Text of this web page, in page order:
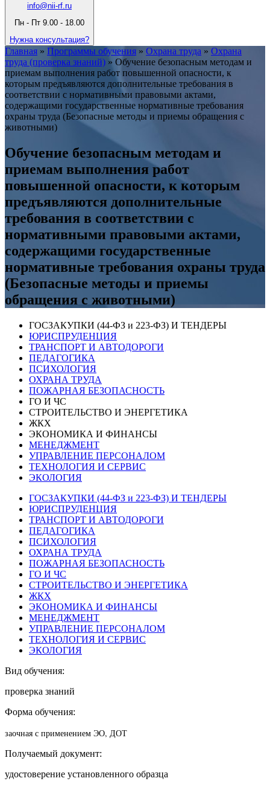
info@nii-rf.ru
Пн - Пт 9.00 - 18.00
Нужна консультация?
Главная » Программы обучения » Охрана труда » Охрана
труда (проверка знаний) » Обучение безопасным методам и
приемам выполнения работ повышенной опасности, к
которым предъявляются дополнительные требования в
соответствии с нормативными правовыми актами,
содержащими государственные нормативные требования
охраны труда (Безопасные методы и приемы обращения с
животными)
Обучение безопасным методам и
приемам выполнения работ
повышенной опасности, к которым
предъявляются дополнительные
требования в соответствии с
нормативными правовыми актами,
содержащими государственные
нормативные требования охраны труда
(Безопасные методы и приемы
обращения с животными)
ГОСЗАКУПКИ (44-ФЗ и 223-ФЗ) И ТЕНДЕРЫ
ЮРИСПРУДЕНЦИЯ
ТРАНСПОРТ И АВТОДОРОГИ
ПЕДАГОГИКА
ПСИХОЛОГИЯ
ОХРАНА ТРУДА
ПОЖАРНАЯ БЕЗОПАСНОСТЬ
ГО И ЧС
СТРОИТЕЛЬСТВО И ЭНЕРГЕТИКА
ЖКХ
ЭКОНОМИКА И ФИНАНСЫ
МЕНЕДЖМЕНТ
УПРАВЛЕНИЕ ПЕРСОНАЛОМ
ТЕХНОЛОГИЯ И СЕРВИС
ЭКОЛОГИЯ
ГОСЗАКУПКИ (44-ФЗ и 223-ФЗ) И ТЕНДЕРЫ
ЮРИСПРУДЕНЦИЯ
ТРАНСПОРТ И АВТОДОРОГИ
ПЕДАГОГИКА
ПСИХОЛОГИЯ
ОХРАНА ТРУДА
ПОЖАРНАЯ БЕЗОПАСНОСТЬ
ГО И ЧС
СТРОИТЕЛЬСТВО И ЭНЕРГЕТИКА
ЖКХ
ЭКОНОМИКА И ФИНАНСЫ
МЕНЕДЖМЕНТ
УПРАВЛЕНИЕ ПЕРСОНАЛОМ
ТЕХНОЛОГИЯ И СЕРВИС
ЭКОЛОГИЯ
Вид обучения:
проверка знаний
Форма обучения:
заочная с применением ЭО, ДОТ
Получаемый документ:
удостоверение установленного образца